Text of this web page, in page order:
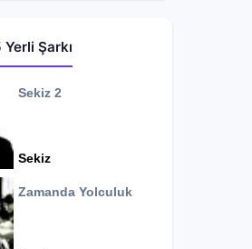
Şarkı
Sekiz 2
Sekiz
Zamanda Yolculuk